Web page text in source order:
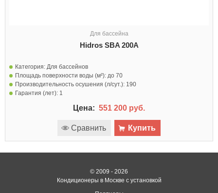
Для бассейна
Hidros SBA 200A
Категория: Для бассейнов
Площадь поверхности воды (м²): до 70
Производительность осушения (л/сут.): 190
Гарантия (лет): 1
Цена: 551 200 руб.
Сравнить Купить
© 2009 - 2026
Кондиционеры в Москве с установкой